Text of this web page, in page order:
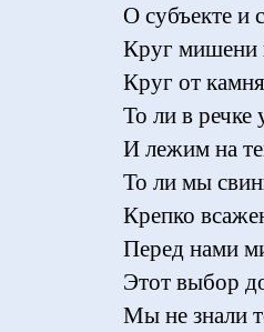
О субъекте и
Круг мишени
Круг от
То ли в речке
И лежим на
То ли мы
Крепко
Перед нами
Этот выбор
Мы не знали